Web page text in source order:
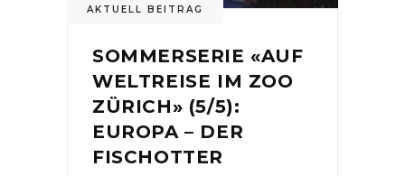
AKTUELL BEITRAG
SOMMERSERIE «AUF
WELTREISE IM ZOO
ZÜRICH» (5/5):
EUROPA – DER
FISCHOTTER